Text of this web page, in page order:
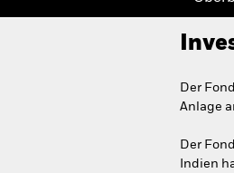
Der
Anlage
Der
Indien